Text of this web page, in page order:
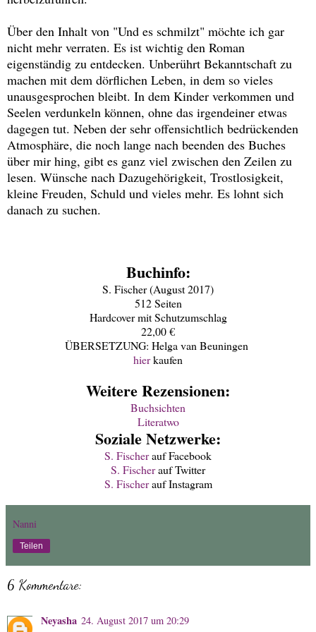
Über den Inhalt von "Und es schmilzt" möchte ich gar
nicht mehr verraten. Es ist wichtig den Roman
eigenständig zu entdecken. Unberührt Bekanntschaft zu
machen mit dem dörflichen Leben, in dem so vieles
unausgesprochen bleibt. In dem Kinder verkommen und
Seelen verdunkeln können, ohne das irgendeiner etwas
dagegen tut. Neben der sehr offensichtlich bedrückenden
Atmosphäre, die noch lange nach beenden des Buches
über mir hing, gibt es ganz viel zwischen den Zeilen zu
lesen. Wünsche nach Dazugehörigkeit, Trostlosigkeit,
kleine Freuden, Schuld und vieles mehr. Es lohnt sich
danach zu suchen.
Buchinfo:
S. Fischer (August 2017)
512 Seiten
Hardcover mit Schutzumschlag
22,00 €
ÜBERSETZUNG: Helga van Beuningen
hierkaufen
Weitere Rezensionen:
Buchsichten
Literatwo
Soziale Netzwerke:
S. Fischerauf Facebook
S. Fischerauf Twitter
S. Fischerauf Instagram
Nanni
Teilen
6 Kommentare:
Neyasha 24. August 2017 um 20:29